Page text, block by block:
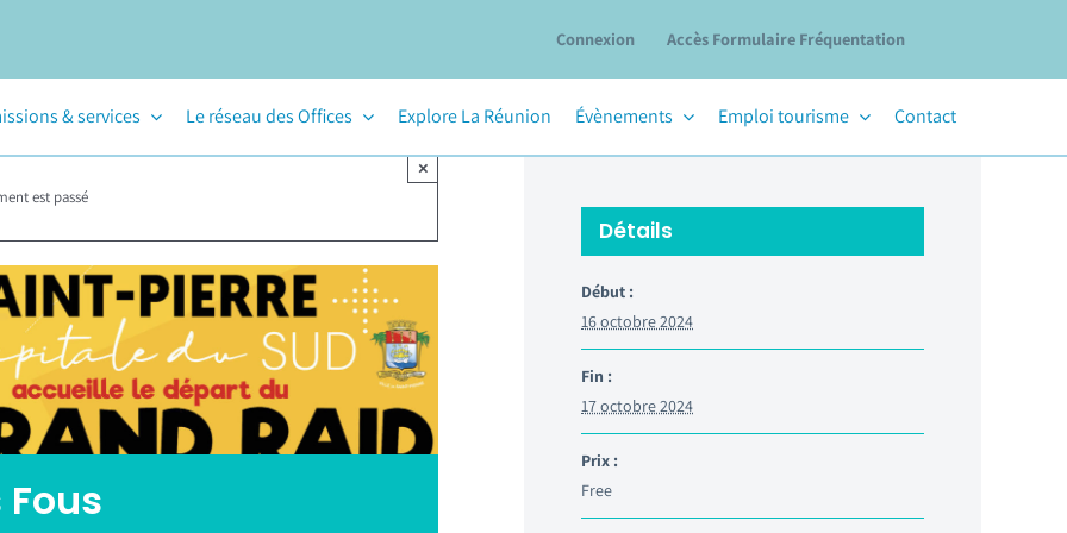
Connexion Accès Formulaire Fréquentation
& services Le réseau des Offices Explore La Réunion Évènements Emploi tourisme Contact
est passé
×
Détails
Début :
16 octobre 2024
Fin :
17 octobre 2024
Prix :
Free